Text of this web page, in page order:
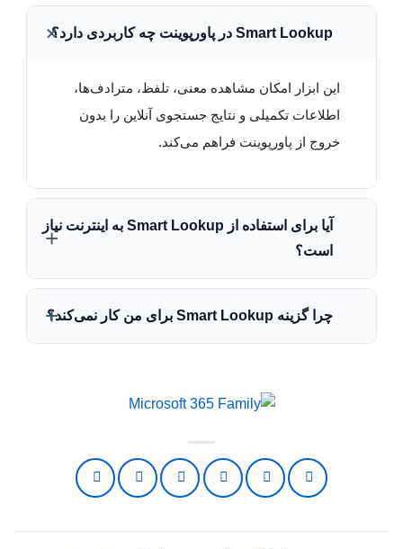
Smart Lookup در پاورپوینت چه کاربردی دارد؟
این ابزار امکان مشاهده معنی، تلفظ، مترادف‌ها،
اطلاعات تکمیلی و نتایج جستجوی آنلاین را بدون
خروج از پاورپوینت فراهم می‌کند.
آیا برای استفاده از Smart Lookup به اینترنت نیاز
است؟
بله. Smart Lookup اطلاعات خود را از
چرا گزینه Smart Lookup برای من کار نمی‌کند؟
هوشمند آفیس، محدودیت‌های سازمانی یا